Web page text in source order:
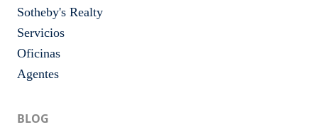
Sotheby's Realty
Servicios
Oficinas
Agentes
BLOG